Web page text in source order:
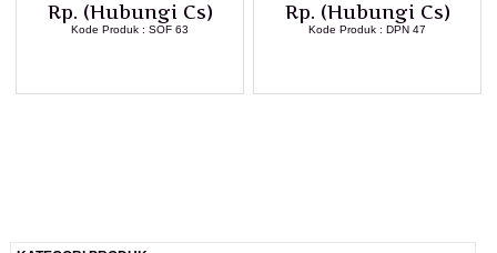
Rp. (Hubungi Cs)
Kode Produk : SOF 63
Rp. (Hubungi Cs)
Kode Produk : DPN 47